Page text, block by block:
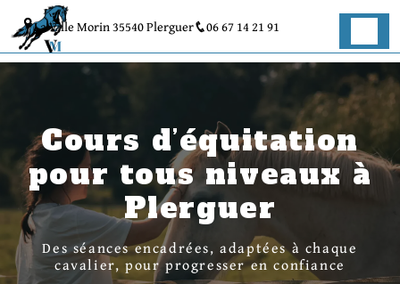
La Ville Morin 35540 Plerguer 06 67 14 21 91
Cours d’équitation
pour tous niveaux à
Plerguer
Des séances encadrées, adaptées à chaque
cavalier, pour progresser en confiance
Panneau de gestion des cookies